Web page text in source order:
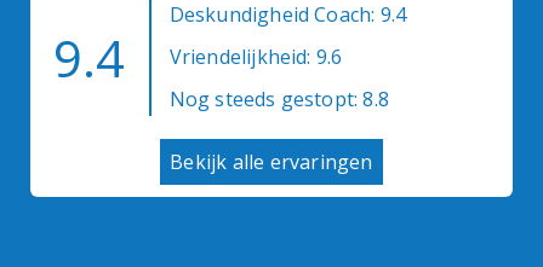
9.4
Deskundigheid Coach: 9.4
Vriendelijkheid: 9.6
Nog steeds gestopt: 8.8
Bekijk alle ervaringen